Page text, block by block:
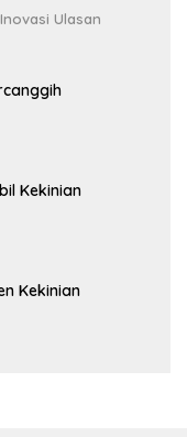
Ulasan
Kekinian
Kekinian